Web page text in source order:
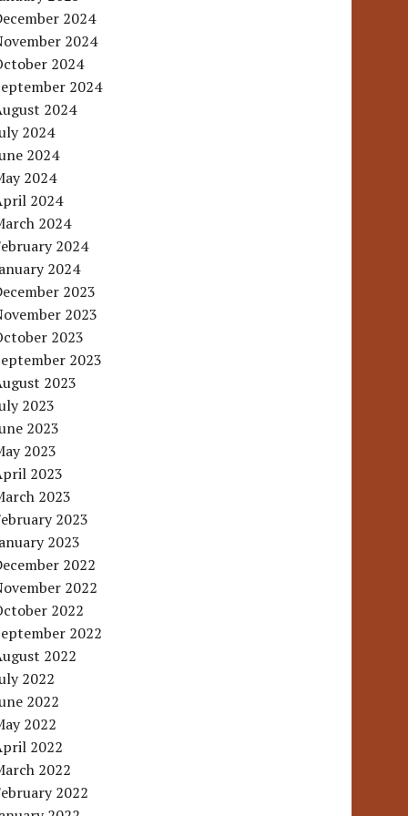
2024
2024
2024
2024
2024
2024
2024
2024
2024
2024
2024
2024
2023
2023
2023
2023
2023
2023
2023
2023
2023
2023
2023
2023
2022
2022
2022
2022
2022
2022
2022
2022
2022
2022
2022